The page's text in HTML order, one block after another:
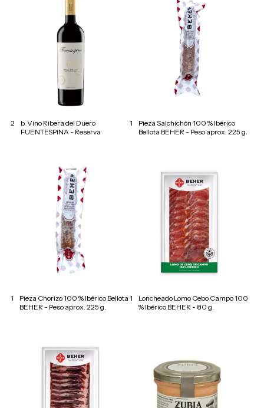
2
b. Vino Ribera del Duero
FUENTESPINA - Reserva
1
Pieza Salchichón 100 % Ibérico
Bellota BEHER - Peso aprox. 225 g.
1
Pieza Chorizo 100 % Ibérico Bellota
BEHER - Peso aprox. 225 g.
1
Loncheado Lomo Cebo Campo 100
% Ibérico BEHER - 80 g.